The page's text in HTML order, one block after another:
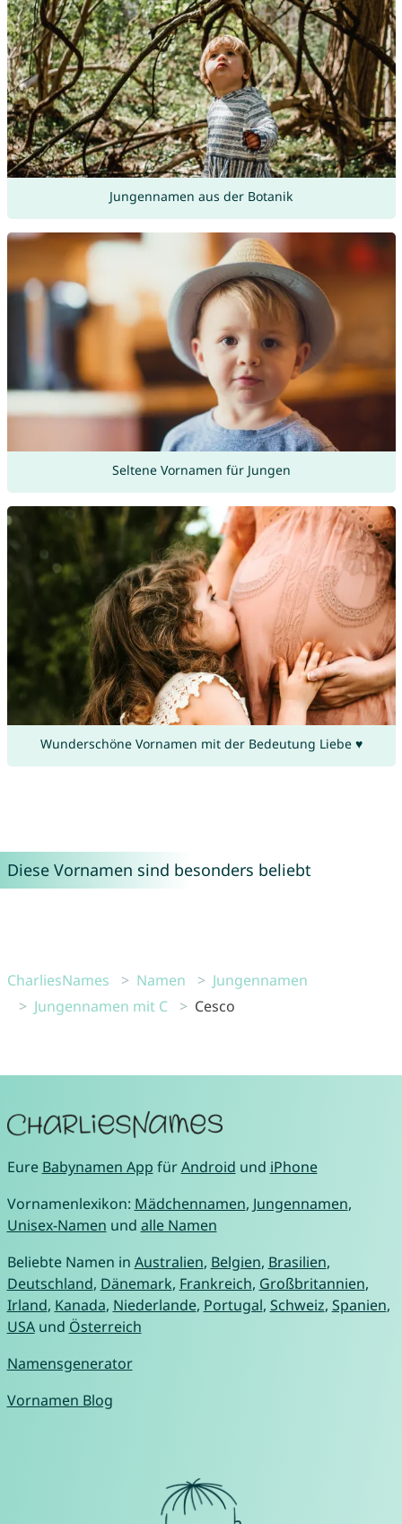
Jungennamen aus der Botanik
Seltene Vornamen für Jungen
Wunderschöne Vornamen mit der Bedeutung Liebe ♥
Diese Vornamen sind besonders beliebt
CharliesNames Namen
Jungennamen
Jungennamen mit C
Cesco
Eure Babynamen App fürAndroid und iPhone
Vornamenlexikon: Mädchennamen, Jungennamen,
Unisex-Namen und alle Namen
Beliebte Namen in Australien, Belgien, Brasilien,
Deutschland, Dänemark, Frankreich, Großbritannien,
Irland, Kanada, Niederlande, Portugal, Schweiz, Spanien,
USAund Österreich
Namensgenerator
Vornamen Blog